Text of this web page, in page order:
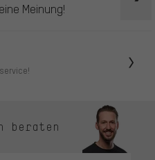
Meinung!
beraten